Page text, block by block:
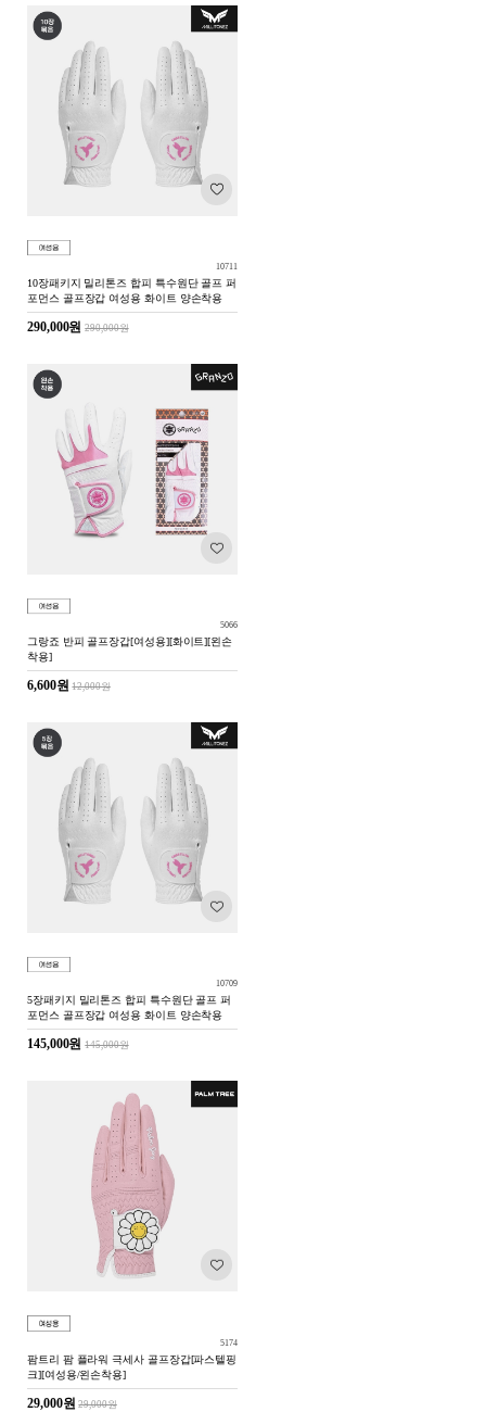
10711
10장패키지 밀리톤즈 합피 특수원단 골프 퍼
포먼스 골프장갑 여성용 화이트 양손착용
290,000원290,000원
5066
그랑죠 반피 골프장갑[여성용][화이트][왼손
착용]
6,600원12,000원
10709
5장패키지 밀리톤즈 합피 특수원단 골프 퍼
포먼스 골프장갑 여성용 화이트 양손착용
145,000원145,000원
5174
팜트리 팜 플라워 극세사 골프장갑[파스텔핑
크][여성용/왼손착용]
29,000원29,000원